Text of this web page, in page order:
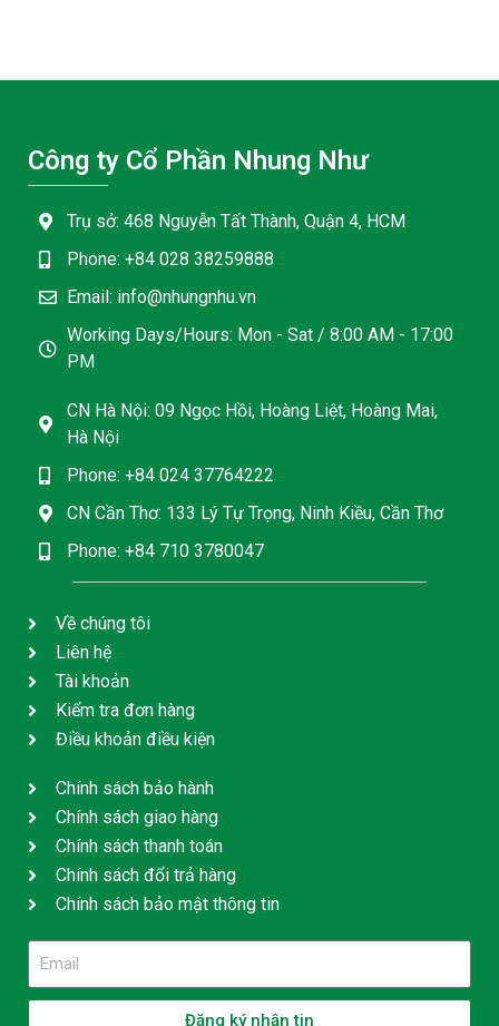
Công ty Cổ Phần Nhung Như
Trụ sở: 468 Nguyễn Tất Thành, Quận 4, HCM
Phone: +84 028 38259888
Email: info@nhungnhu.vn
Working Days/Hours: Mon - Sat / 8:00 AM - 17:00
PM
CN Hà Nội: 09 Ngọc Hồi, Hoàng Liệt, Hoàng Mai,
Hà Nội
Phone: +84 024 37764222
CN Cần Thơ: 133 Lý Tự Trọng, Ninh Kiều, Cần Thơ
Phone: +84 710 3780047
Về chúng tôi
Liên hệ
Tài khoản
Kiểm tra đơn hàng
Điều khoản điều kiện
Chính sách bảo hành
Chính sách giao hàng
Chính sách thanh toán
Chính sách đổi trả hàng
Chính sách bảo mật thông tin
Đăng ký nhận tin